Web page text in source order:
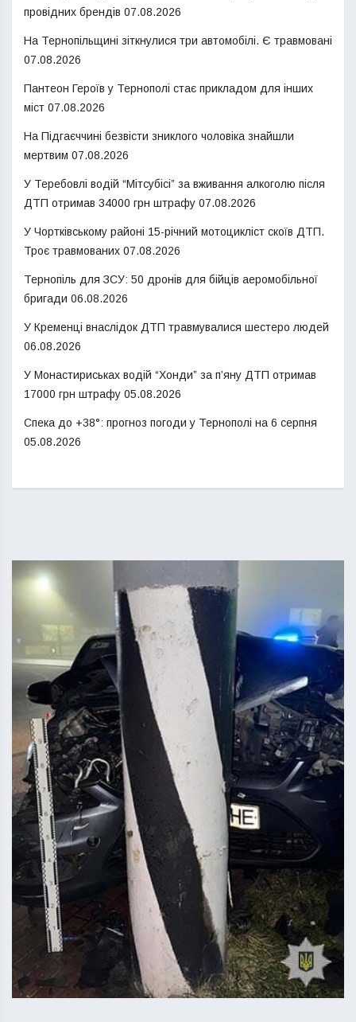
провідних брендів 07.08.2026
На Тернопільщині зіткнулися три автомобілі. Є травмовані
07.08.2026
Пантеон Героїв у Тернополі стає прикладом для інших
міст 07.08.2026
На Підгаєччині безвісти зниклого чоловіка знайшли
мертвим 07.08.2026
У Теребовлі водій “Мітсубісі” за вживання алкоголю після
ДТП отримав 34000 грн штрафу 07.08.2026
У Чортківському районі 15-річний мотоцикліст скоїв ДТП.
Троє травмованих 07.08.2026
Тернопіль для ЗСУ: 50 дронів для бійців аеромобільної
бригади 06.08.2026
У Кременці внаслідок ДТП травмувалися шестеро людей
06.08.2026
У Монастириськах водій “Хонди” за п’яну ДТП отримав
17000 грн штрафу 05.08.2026
Спека до +38°: прогноз погоди у Тернополі на 6 серпня
05.08.2026